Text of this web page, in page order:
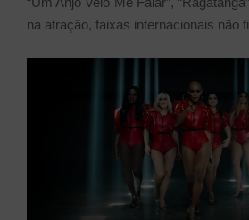
na atração, faixas internacionais não